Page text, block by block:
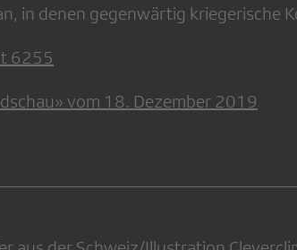
in denen gegenwärtig kriegerische
6255
vom 18. Dezember 2019